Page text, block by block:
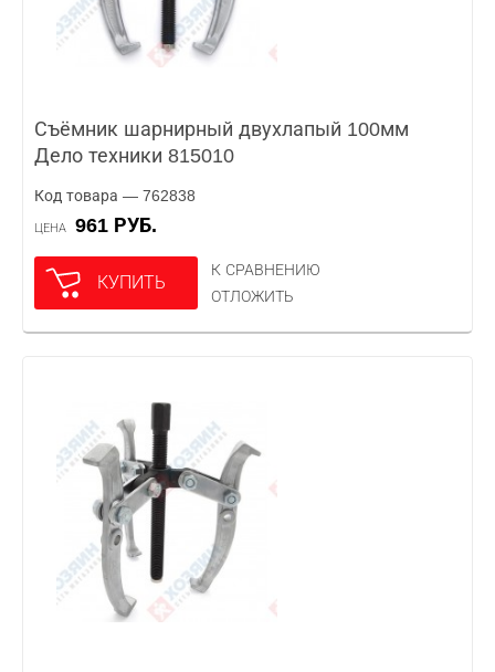
Съёмник шарнирный двухлапый 100мм
Дело техники 815010
Код товара — 762838
ЦЕНА 961 РУБ.
КУПИТЬ
К СРАВНЕНИЮ
ОТЛОЖИТЬ